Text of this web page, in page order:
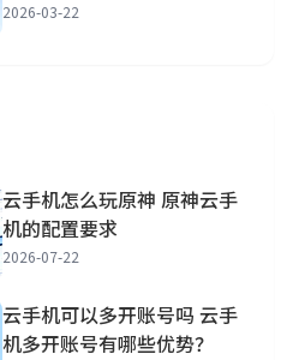
2026-03-22
云手机怎么玩原神 原神云手
机的配置要求
2026-07-22
云手机可以多开账号吗 云手
机多开账号有哪些优势？